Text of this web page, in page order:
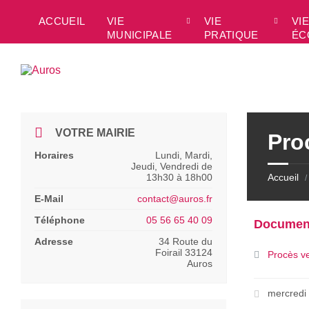
sidebar
ACCUEIL
VIE
MUNICIPALE
VIE
PRATIQUE
VIE
Accueil /
Procès
mercredi
VOTRE MAIRIE
Horaires
Lundi, Mardi,
Jeudi, Vendredi de
13h30 à 18h00
E-Mail
contact@auros.fr
Téléphone
05 56 65 40 09
Adresse
34 Route du
Foirail 33124
Auros